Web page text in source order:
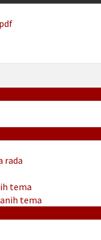
rada
tema
tema